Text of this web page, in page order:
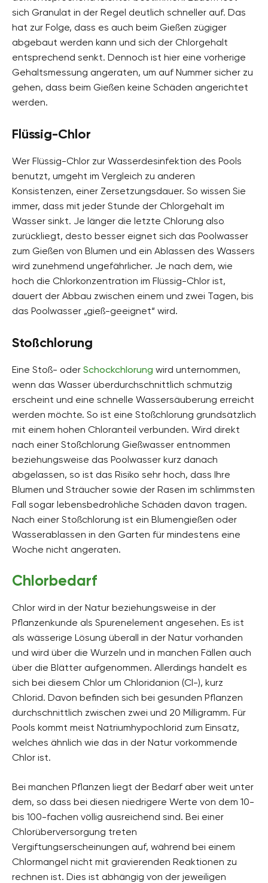
sich Granulat in der Regel deutlich schneller auf. Das
hat zur Folge, dass es auch beim Gießen zügiger
abgebaut werden kann und sich der Chlorgehalt
entsprechend senkt. Dennoch ist hier eine vorherige
Gehaltsmessung angeraten, um auf Nummer sicher zu
gehen, dass beim Gießen keine Schäden angerichtet
werden.
Flüssig-Chlor
Wer Flüssig-Chlor zur Wasserdesinfektion des Pools
benutzt, umgeht im Vergleich zu anderen
Konsistenzen, einer Zersetzungsdauer. So wissen Sie
immer, dass mit jeder Stunde der Chlorgehalt im
Wasser sinkt. Je länger die letzte Chlorung also
zurückliegt, desto besser eignet sich das Poolwasser
zum Gießen von Blumen und ein Ablassen des Wassers
wird zunehmend ungefährlicher. Je nach dem, wie
hoch die Chlorkonzentration im Flüssig-Chlor ist,
dauert der Abbau zwischen einem und zwei Tagen, bis
das Poolwasser „gieß-geeignet“ wird.
Stoßchlorung
Eine Stoß- oder Schockchlorung wird unternommen,
wenn das Wasser überdurchschnittlich schmutzig
erscheint und eine schnelle Wassersäuberung erreicht
werden möchte. So ist eine Stoßchlorung grundsätzlich
mit einem hohen Chloranteil verbunden. Wird direkt
nach einer Stoßchlorung Gießwasser entnommen
beziehungsweise das Poolwasser kurz danach
abgelassen, so ist das Risiko sehr hoch, dass Ihre
Blumen und Sträucher sowie der Rasen im schlimmsten
Fall sogar lebensbedrohliche Schäden davon tragen.
Nach einer Stoßchlorung ist ein Blumengießen oder
Wasserablassen in den Garten für mindestens eine
Woche nicht angeraten.
Chlorbedarf
Chlor wird in der Natur beziehungsweise in der
Pflanzenkunde als Spurenelement angesehen. Es ist
als wässerige Lösung überall in der Natur vorhanden
und wird über die Wurzeln und in manchen Fällen auch
über die Blätter aufgenommen. Allerdings handelt es
sich bei diesem Chlor um Chloridanion (Cl-), kurz
Chlorid. Davon befinden sich bei gesunden Pflanzen
durchschnittlich zwischen zwei und 20 Milligramm. Für
Pools kommt meist Natriumhypochlorid zum Einsatz,
welches ähnlich wie das in der Natur vorkommende
Chlor ist.
Bei manchen Pflanzen liegt der Bedarf aber weit unter
dem, so dass bei diesen niedrigere Werte von dem 10-
bis 100-fachen völlig ausreichend sind. Bei einer
Chlorüberversorgung treten
Vergiftungserscheinungen auf, während bei einem
Chlormangel nicht mit gravierenden Reaktionen zu
rechnen ist. Dies ist abhängig von der jeweiligen